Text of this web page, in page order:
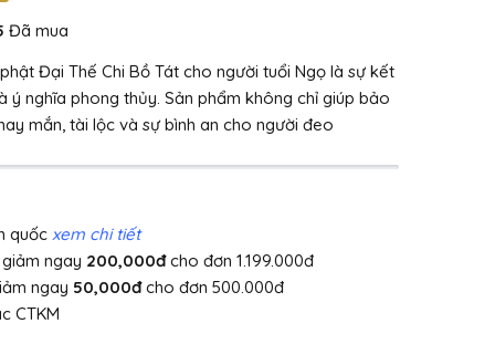
Đã mua
Đại Thế Chi Bồ Tát cho người tuổi Ngọ là sự kết
nghĩa phong thủy. Sản phẩm không chỉ giúp bảo
mắn, tài lộc và sự bình an cho người đeo
quốc xem chi tiết
giảm ngay 200,000đcho đơn 1.199.000đ
ngay 50,000đcho đơn 500.000đ
CTKM